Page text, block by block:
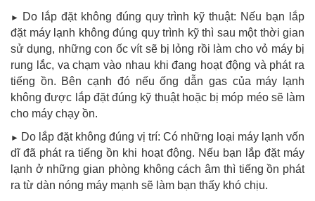
►
Do lắp đặt không đúng quy trình kỹ thuật: Nếu bạn lắp
đặt máy lạnh không đúng quy trình kỹ thì sau một thời gian
sử dụng, những con ốc vít sẽ bị lỏng rồi làm cho vỏ máy bị
rung lắc, va chạm vào nhau khi đang hoạt động và phát ra
tiếng ồn. Bên cạnh đó nếu ống dẫn gas của máy lạnh
không được lắp đặt đúng kỹ thuật hoặc bị móp méo sẽ làm
cho máy chạy ồn.
► Do lắp đặt không đúng vị trí: Có những loại máy lạnh vốn
dĩ đã phát ra tiếng ồn khi hoạt động. Nếu bạn lắp đặt máy
lạnh ở những gian phòng không cách âm thì tiếng ồn phát
ra từ dàn nóng máy mạnh sẽ làm bạn thấy khó chịu.